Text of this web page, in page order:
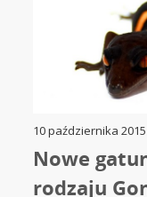
10 października
Nowe
rodzaju